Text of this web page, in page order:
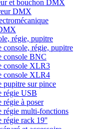
et bouchon DMX
DMX
régie, pupitre
console, régie, pupitre
console BNC
console XLR3
console XLR4
pupitre sur pince
régie USB
régie à poser
régie multi-fonctions
régie rack 19''